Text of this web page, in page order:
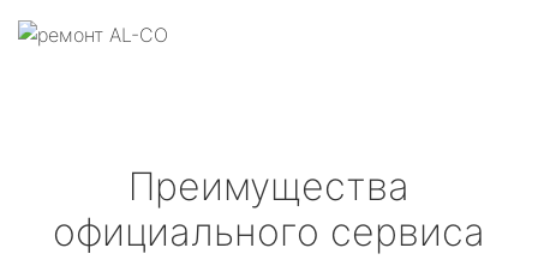
Преимущества
официального сервиса